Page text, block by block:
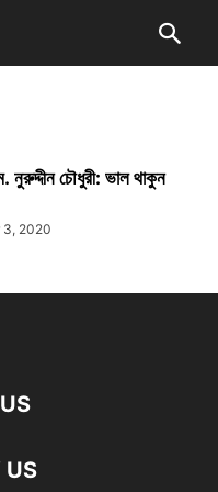
চৌধুরী: ভাল থাকুন
3, 2020
US